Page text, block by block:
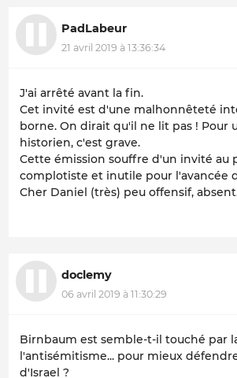
PadLabeur
21 avril 2019 à 13:36:34
J'ai arrêté avant la fin.
Cet invité est d'une malhonnêteté
borne. On dirait qu'il ne lit pas ! Pour
historien, c'est grave.
Cette émission souffre d'un invité au
complotiste et inutile pour l'avancée
Cher Daniel (très) peu offensif,
doclemy
06 avril 2019 à 11:30:29
Birnbaum est semble-t-il touché par
l'antisémitisme... pour mieux
d'Israel ?